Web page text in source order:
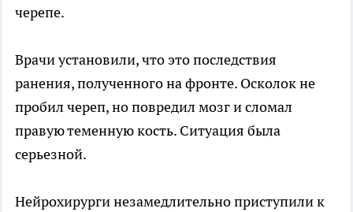
черепе.
Врачи установили, что это последствия
ранения, полученного на фронте. Осколок не
пробил череп, но повредил мозг и сломал
правую теменную кость. Ситуация была
серьезной.
Нейрохирурги незамедлительно приступили к